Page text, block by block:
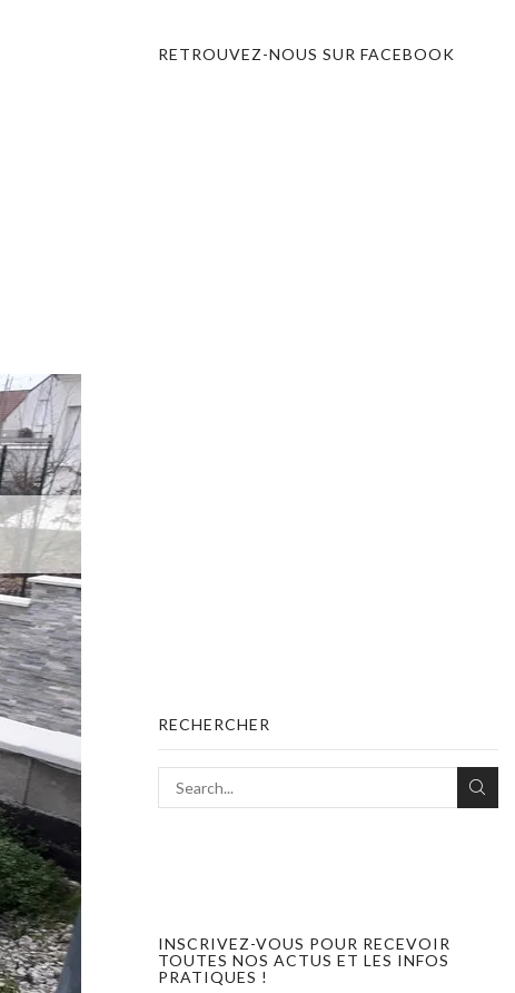
RETROUVEZ-NOUS SUR FACEBOOK
RECHERCHER
INSCRIVEZ-VOUS POUR RECEVOIR
TOUTES NOS ACTUS ET LES INFOS
PRATIQUES !